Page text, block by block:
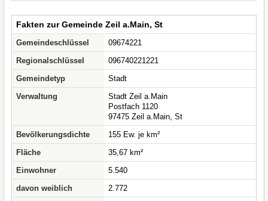
Fakten zur Gemeinde Zeil a.Main, St
Gemeindeschlüssel
09674221
Regionalschlüssel
096740221221
Gemeindetyp
Stadt
Verwaltung
Stadt Zeil a.Main
Postfach 1120
97475 Zeil a.Main, St
Bevölkerungsdichte
155 Ew. je km²
Fläche
35,67 km²
Einwohner
5.540
davon weiblich
2.772